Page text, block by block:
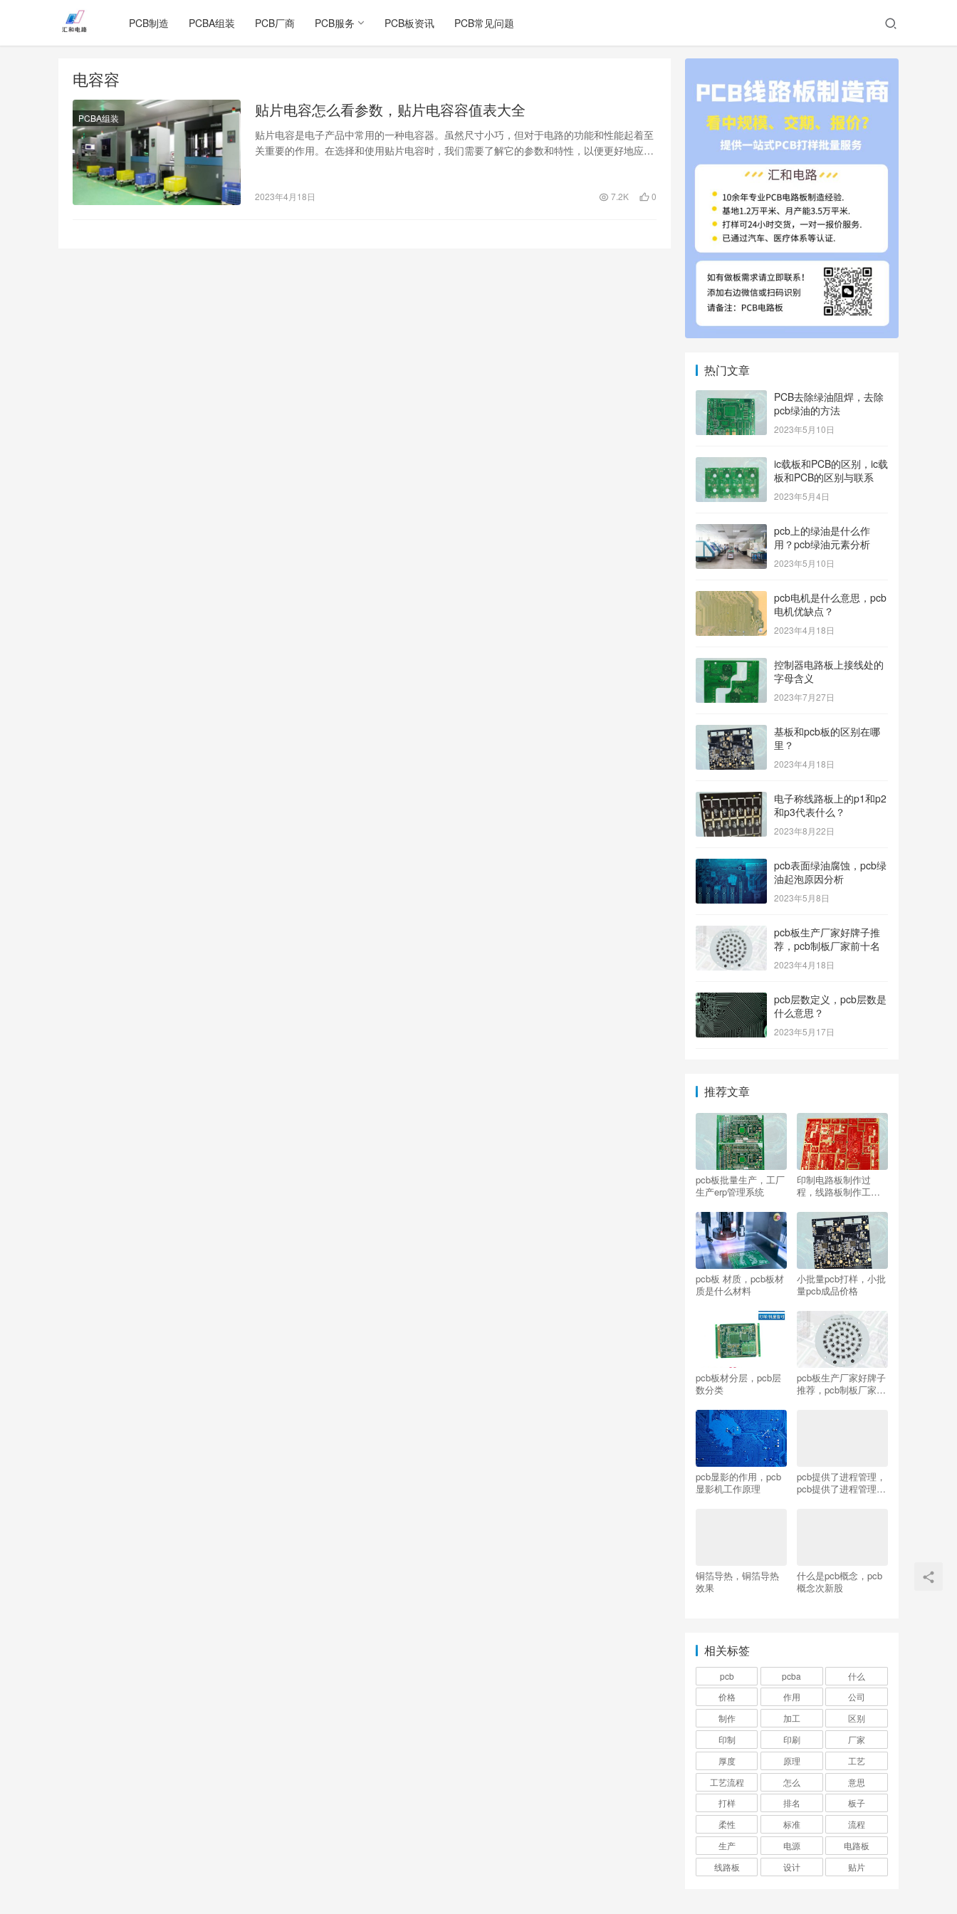
PCB制造 PCBA组装 PCB厂商 PCB服务 PCB板资讯 PCB常见问题
电容容
PCBA组装 贴片电容怎么看参数，贴片电容容值表大全
贴片电容是电子产品中常用的一种电容器。虽然尺寸小巧，但对于电路的功能和性能起着至
关重要的作用。在选择和使用贴片电容时，我们需要了解它的参数和特性，以便更好地应用
2023年4月18日 7.2K 0
热门文章
PCB去除绿油阻焊，去除
pcb绿油的方法
2023年5月10日
ic载板和PCB的区别，ic载
板和PCB的区别与联系
2023年5月4日
pcb上的绿油是什么作
用？pcb绿油元素分析
2023年5月10日
pcb电机是什么意思，pcb
电机优缺点？
2023年4月18日
控制器电路板上接线处的
字母含义
2023年7月27日
基板和pcb板的区别在哪
里？
2023年4月18日
电子称线路板上的p1和p2
和p3代表什么？
2023年8月22日
pcb表面绿油腐蚀，pcb绿
油起泡原因分析
2023年5月8日
pcb板生产厂家好牌子推
荐，pcb制板厂家前十名
2023年4月18日
pcb层数定义，pcb层数是
什么意思？
2023年5月17日
推荐文章
pcb板批量生产，工厂
生产erp管理系统
印制电路板制作过
程，线路板制作工序
pcb板 材质，pcb板材
质是什么材料
小批量pcb打样，小批
量pcb成品价格
pcb板材分层，pcb层
数分类
pcb板生产厂家好牌子
推荐，pcb制板厂家前
pcb显影的作用，pcb
显影机工作原理
pcb提供了进程管理，
pcb提供了进程管理和
铜箔导热，铜箔导热
效果
什么是pcb概念，pcb
概念次新股
相关标签
pcb pcba
什么
价格
作用
公司
制作
加工
区别
印制
印刷
厂家
厚度
原理
工艺
工艺流程
怎么
意思
打样
排名
板子
柔性
标准
流程
生产
电源
电路板
线路板
设计 贴片